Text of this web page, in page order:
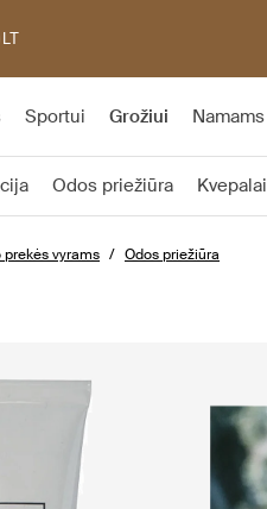
LT
Sportui Grožiui Namams
Odos priežiūra Kvepalai
prekės vyrams Odos priežiūra